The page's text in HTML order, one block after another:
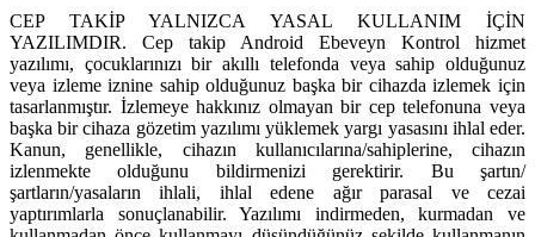
CEP TAKİP YALNIZCA YASAL KULLANIM İÇİN
YAZILIMDIR. Cep takip Android Ebeveyn Kontrol hizmet
yazılımı, çocuklarınızı bir akıllı telefonda veya sahip olduğunuz
veya izleme iznine sahip olduğunuz başka bir cihazda izlemek için
tasarlanmıştır. İzlemeye hakkınız olmayan bir cep telefonuna veya
başka bir cihaza gözetim yazılımı yüklemek yargı yasasını ihlal eder.
Kanun, genellikle, cihazın kullanıcılarına/sahiplerine, cihazın
izlenmekte olduğunu bildirmenizi gerektirir. Bu şartın/
şartların/yasaların ihlali, ihlal edene ağır parasal ve cezai
yaptırımlarla sonuçlanabilir. Yazılımı indirmeden, kurmadan ve